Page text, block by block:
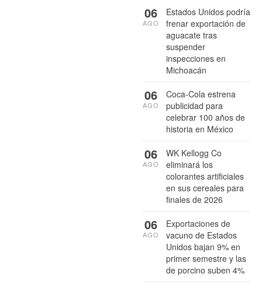
Estados Unidos podría
frenar exportación de
aguacate tras
suspender
inspecciones en
Michoacán
06
AGO
Coca-Cola estrena
publicidad para
celebrar 100 años de
historia en México
06
AGO
WK Kellogg Co
eliminará los
colorantes artificiales
en sus cereales para
finales de 2026
06
AGO
Exportaciones de
vacuno de Estados
Unidos bajan 9% en
primer semestre y las
de porcino suben 4%
06
AGO